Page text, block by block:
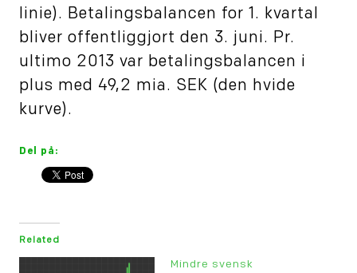
linie). Betalingsbalancen for 1. kvartal
bliver offentliggjort den 3. juni. Pr.
ultimo 2013 var betalingsbalancen i
plus med 49,2 mia. SEK (den hvide
kurve).
Del på:
Related
Mindre svensk